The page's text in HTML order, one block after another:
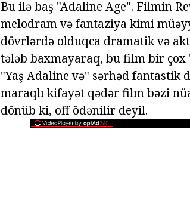
Bu ilə baş "Adaline Age". Filmin
melodram və fantaziya kimi
dövrlərdə olduqca dramatik və
tələb baxmayaraq, bu film bir çox
"Yaş Adaline və" sərhəd fantastik
maraqlı kifayət qədər film bəzi
dönüb ki, off ödənilir deyil.